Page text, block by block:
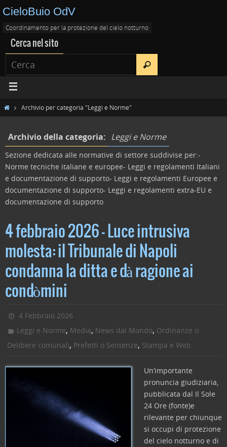
CieloBuio OdV
Coordinamento per la protezione del cielo notturno
Cerca nel sito
Archivio per categoria "Leggi e Norme"
Archivio della categoria: Leggi e Norme
Sezione dedicata alle normative di settore suddivise per:-
Norme tecniche italiane e europee- Leggi e regolamenti Italiani
e documentazione di supporto- Leggi e regolamenti Europee e
documentazione di supporto- Leggi e regolamenti extra-EU e
documentazione di supporto
4 febbraio 2026 – Luce intrusiva
molesta: il Tribunale di Napoli
condanna la ditta e dà ragione ai
condòmini
4 Febbraio 2026
Leggi e Norme, Media, News dal Mondo, Ordinanze o
Delibere comunali, Prefetti o Sentenze, Stampa e Web
Un’importante
pronuncia giudiziaria,
pubblicata dal Il Sole
24 Ore (fonte)e
rilevante per chiunque
si occupi di protezione
del cielo notturno e di